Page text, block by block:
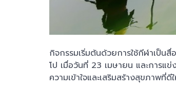
กิจกรรมเริ่มต้นด้วยการใช้กีฬาเป็
โป เมื่อวันที่ 23 เมษายน และการ
ความเข้าใจและเสริมสร้างสุขภาพที่